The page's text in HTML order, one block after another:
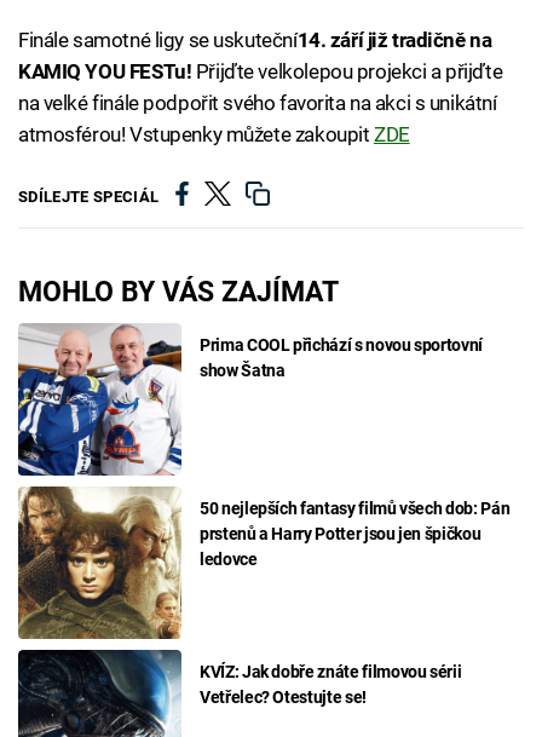
Finále samotné ligy se uskuteční14. září již tradičně na
KAMIQ YOU FESTu! Přijďte velkolepou projekci a přijďte
na velké finále podpořit svého favorita na akci s unikátní
atmosférou! Vstupenky můžete zakoupit ZDE
SDÍLEJTE SPECIÁL
MOHLO BY VÁS ZAJÍMAT
Prima COOL přichází s novou sportovní
show Šatna
50 nejlepších fantasy filmů všech dob: Pán
prstenů a Harry Potter jsou jen špičkou
ledovce
KVÍZ: Jak dobře znáte filmovou sérii
Vetřelec? Otestujte se!